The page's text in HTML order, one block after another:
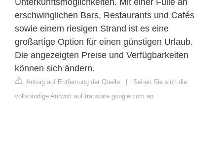
erschwinglichen Bars, Restaurants und Cafés
sowie einem riesigen Strand ist es eine
großartige Option für einen günstigen Urlaub.
Die angezeigten Preise und Verfügbarkeiten
können sich ändern.
Antrag auf Entfernung der Quelle | Sehen Sie sich die
vollständige Antwort auf translate.google.com an